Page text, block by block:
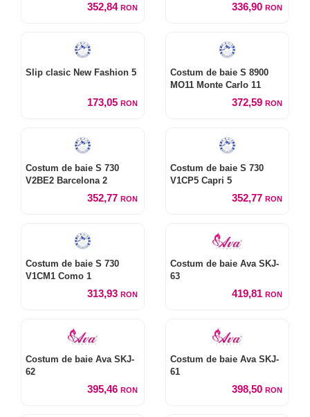
352,84 RON 336,90 RON
Slip clasic New Fashion 5
173,05 RON
Costum de baie S 8900
MO11 Monte Carlo 11
372,59 RON
Costum de baie S 730
V2BE2 Barcelona 2
352,77 RON
Costum de baie S 730
V1CP5 Capri 5
352,77 RON
Costum de baie S 730
V1CM1 Como 1
313,93 RON
Costum de baie Ava SKJ-
63
419,81 RON
Costum de baie Ava SKJ-
62
395,46 RON
Costum de baie Ava SKJ-
61
398,50 RON